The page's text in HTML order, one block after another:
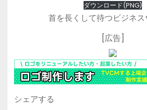
ダウンロード(PNG)
首を長くして待つビジネ
[広告]
シェアする